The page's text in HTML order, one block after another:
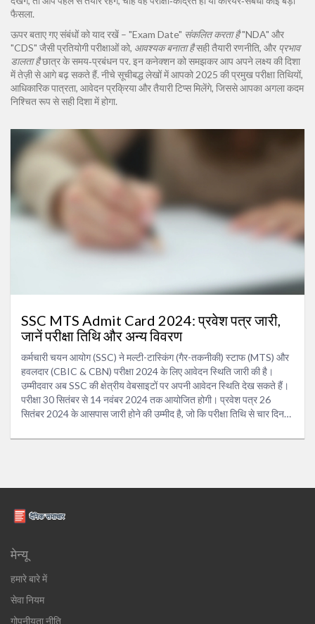
फैसला.
ऊपर बताए गए संबंधों को याद रखें – "Exam Date" संकलित करता है"NDA" और
"CDS" जैसी प्रतियोगी परीक्षाओं को, आवश्यक बनाता हैसही तैयारी रणनीति, और प्रभाव
डालता हैछात्र के समय‑प्रबंधन पर. इन कनेक्शन को समझकर आप अपने लक्ष्य की दिशा
में तेज़ी से आगे बढ़ सकते हैं. नीचे सूचीबद्ध लेखों में आपको 2025 की प्रमुख परीक्षा तिथियों,
आधिकारिक पात्रता, आवेदन प्रक्रिया और तैयारी टिप्स मिलेंगे, जिससे आपका अगला कदम
निश्चित रूप से सही दिशा में होगा.
SSC MTS Admit Card 2024: प्रवेश पत्र जारी,
जानें परीक्षा तिथि और अन्य विवरण
कर्मचारी चयन आयोग (SSC) ने मल्टी-टास्किंग (गैर-तकनीकी) स्टाफ (MTS) और
हवलदार (CBIC & CBN) परीक्षा 2024 के लिए आवेदन स्थिति जारी की है।
उम्मीदवार अब SSC की क्षेत्रीय वेबसाइटों पर अपनी आवेदन स्थिति देख सकते हैं।
परीक्षा 30 सितंबर से 14 नवंबर 2024 तक आयोजित होगी। प्रवेश पत्र 26
सितंबर 2024 के आसपास जारी होने की उम्मीद है, जो कि परीक्षा तिथि से चार दिन
मेन्यू
हमारे बारे में
सेवा नियम
गोपनीयता नीति